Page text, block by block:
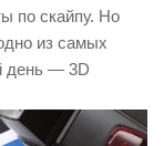
по скайпу. Но
из самых
день — 3D